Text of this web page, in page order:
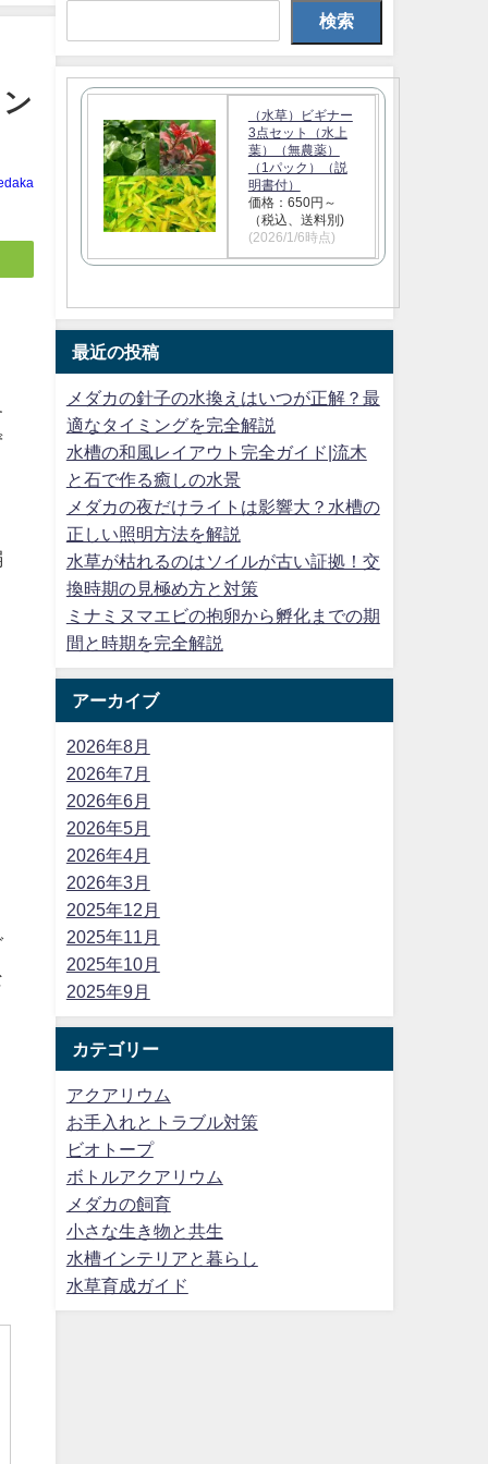
検索
（水草）ビギナー
3点セット（水上
葉）（無農薬）
（1パック）（説
明書付）
価格：650円～
（税込、送料別)
(2026/1/6時点)
最近の投稿
メダカの針子の水換えはいつが正解？最
適なタイミングを完全解説
水槽の和風レイアウト完全ガイド|流木
と石で作る癒しの水景
メダカの夜だけライトは影響大？水槽の
正しい照明方法を解説
水草が枯れるのはソイルが古い証拠！交
換時期の見極め方と対策
ミナミヌマエビの抱卵から孵化までの期
間と時期を完全解説
アーカイブ
2026年8月
2026年7月
2026年6月
2026年5月
2026年4月
2026年3月
2025年12月
2025年11月
2025年10月
2025年9月
カテゴリー
アクアリウム
お手入れとトラブル対策
ビオトープ
ボトルアクアリウム
メダカの飼育
小さな生き物と共生
水槽インテリアと暮らし
水草育成ガイド